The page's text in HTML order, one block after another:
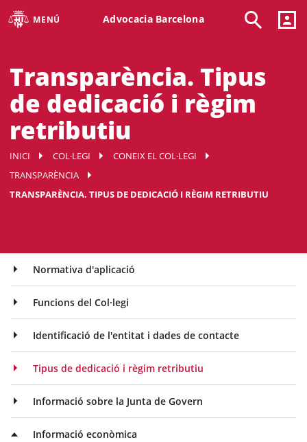
MENÚ Advocacia Barcelona
Transparència. Tipus
de dedicació i règim
retributiu
INICI COL·LEGI
CONEIX EL COL·LEGI
TRANSPARÈNCIA
TRANSPARÈNCIA. TIPUS DE DEDICACIÓ I RÈGIM RETRIBUTIU
Normativa d'aplicació
Funcions del Col·legi
Identificació de l'entitat i dades de contacte
Tipus de dedicació i règim retributiu
Informació sobre la Junta de Govern
Informació econòmica